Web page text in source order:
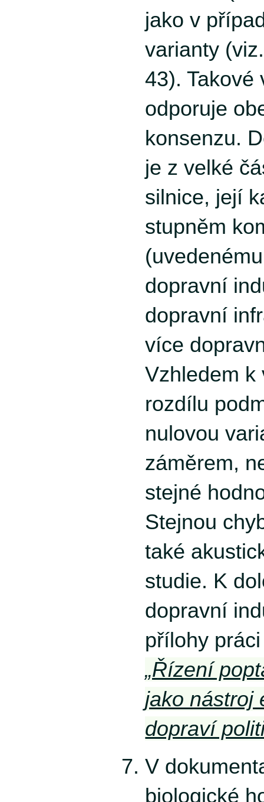
jako v
varianty
43). Takové
odporuje
konsenzu.
je z velké
silnice, její
stupněm
dopravní
dopravní
více
Vzhledem k
rozdílu
nulovou
záměrem,
stejné
Stejnou
také
studie. K
dopravní
přílohy
„Řízení
jako nástroj
dopraví
V
biologické